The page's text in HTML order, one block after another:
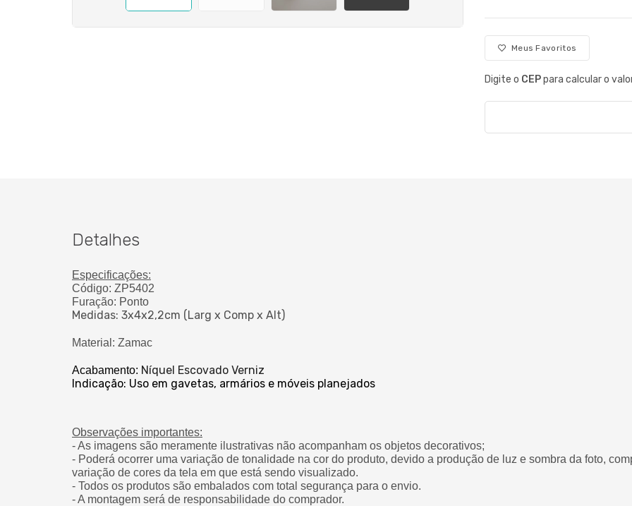
Meus Favoritos
Digite o CEPpara calcular o
Detalhes
Especificações:
Código: ZP5402
Furação: Ponto
Medidas: 3x4x2,2cm (Larg x Comp x Alt)
Material: Zamac
Acabamento: Níquel Escovado Verniz
Indicação: Uso em gavetas, armários e móveis planejados
Observações importantes:
- As imagens são meramente ilustrativas não acompanham os objetos decorativos;
- Poderá ocorrer uma variação de tonalidade na cor do produto, devido a produção de luz e sombra da foto,
variação de cores da tela em que está sendo visualizado.
- Todos os produtos são embalados com total segurança para o envio.
- A montagem será de responsabilidade do comprador.